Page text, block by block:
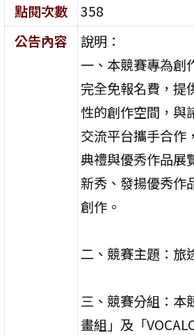
點閱次數
358
公告內容
說明：
一、本競賽專為創
完全免報名費，提
性的創作空間，與
交流平台攜手合作
典禮與優秀作品展
新秀、發揚優秀作
創作。
二、競賽主題：旅
三、競賽分組：本
畫組」及「